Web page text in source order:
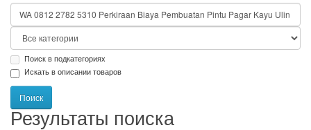
Поиск в подкатегориях
Искать в описании товаров
Результаты поиска